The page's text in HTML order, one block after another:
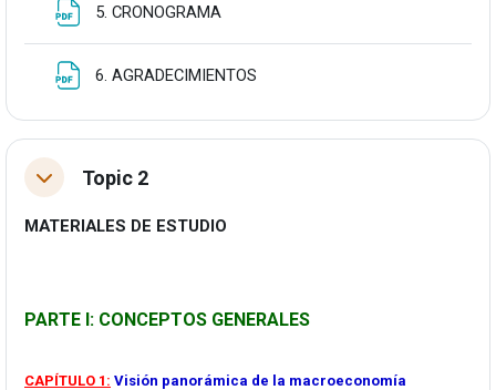
5. CRONOGRAMA
6. AGRADECIMIENTOS
TolestuTopic 2
MATERIALES DE ESTUDIO
PARTE I: CONCEPTOS GENERALES
CAPÍTULO 1: Visión panorámica de la macroeconomía